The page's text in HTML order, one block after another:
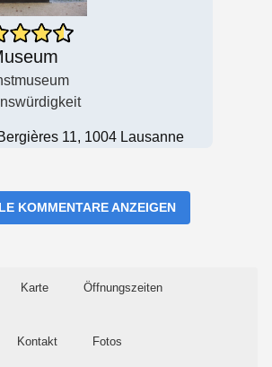
11, 1004 Lausanne
KOMMENTARE ANZEIGEN
Karte Öffnungszeiten
Kontakt Fotos